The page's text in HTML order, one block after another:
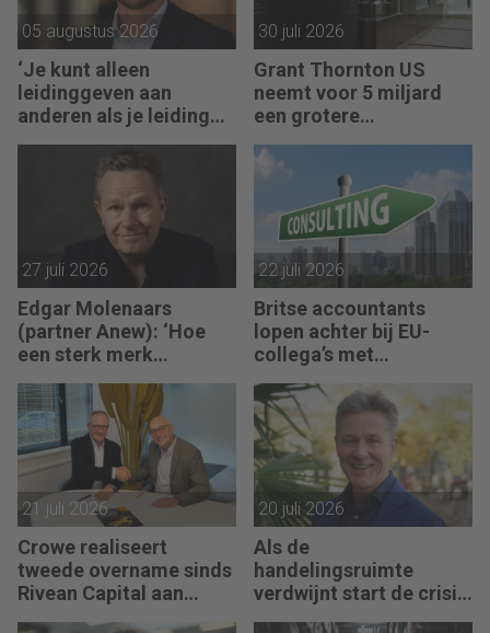
05 augustus 2026
‘Je kunt alleen
leidinggeven aan
anderen als je leiding
kunt geven aan jezelf’
30 juli 2026
Grant Thornton US
neemt voor 5 miljard
een grotere
accountantsketen over
27 juli 2026
Edgar Molenaars
(partner Anew): ‘Hoe
een sterk merk
ontastbare waarde
vertaalt in tastbaar
geld’
22 juli 2026
Britse accountants
lopen achter bij EU-
collega’s met
advieswerk
21 juli 2026
Crowe realiseert
tweede overname sinds
Rivean Capital aan
20 juli 2026
Als de
handelingsruimte
verdwijnt start de crisis